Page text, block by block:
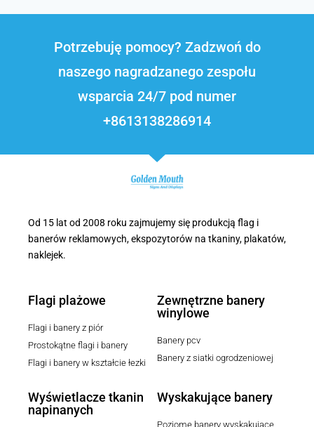
Potrzebuję pomocy? Zadzwoń do
naszego nagradzanego zespołu
wsparcia 24/7 pod numer
+8613138286914
Od 15 lat od 2008 roku zajmujemy się produkcją flag i
banerów reklamowych, ekspozytorów na tkaniny, plakatów,
naklejek.
Flagi plażowe
Flagi i banery z piór
Prostokątne flagi i banery
Flagi i banery w kształcie łezki
Zewnętrzne banery
winylowe
Banery pcv
Banery z siatki ogrodzeniowej
Wyświetlacze tkanin
napinanych
Wyskakujące banery
Poziome banery wyskakujące